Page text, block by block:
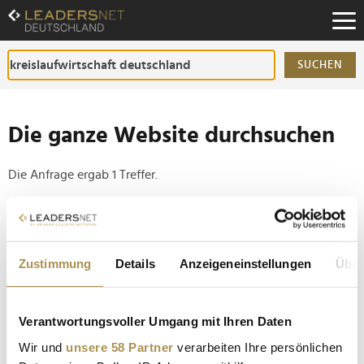
Zustimmung Details Anzeigeneinstellungen
Verantwortungsvoller Umgang mit Ihren Daten
Wir und unsere 58 Partner verarbeiten Ihre persönlichen
Zum
Inhalt
Zur
Fußzeilen-
Navigation
SUCHEN
Die ganze Website durchsuchen
Die Anfrage ergab 1 Treffer.
Tipp
Setzen Sie die gesuchten Wörter zwischen
Anführungszeichen: zb "Vorname Nachname".
40 Jahre Bundesumweltministerium: Vom Ozonloch
bis zur Energiewende